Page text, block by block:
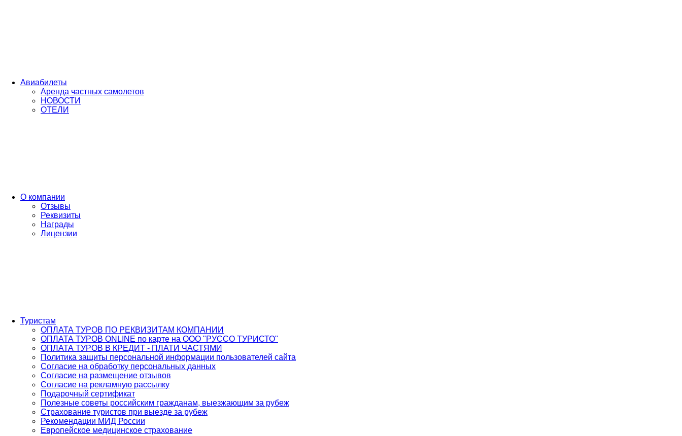
Авиабилеты
Аренда частных самолетов
НОВОСТИ
ОТЕЛИ
О компании
Отзывы
Реквизиты
Награды
Лицензии
Туристам
ОПЛАТА ТУРОВ ПО РЕКВИЗИТАМ КОМПАНИИ
ОПЛАТА ТУРОВ ONLINE по карте на ООО "РУССО ТУРИСТО"
ОПЛАТА ТУРОВ В КРЕДИТ - ПЛАТИ ЧАСТЯМИ
Политика защиты персональной информации пользователей сайта
Согласие на обработку персональных данных
Согласие на размещение отзывов
Согласие на рекламную рассылку
Подарочный сертификат
Полезные советы российским гражданам, выезжающим за рубеж
Страхование туристов при выезде за рубеж
Рекомендации МИД России
Европейское медицинское страхование